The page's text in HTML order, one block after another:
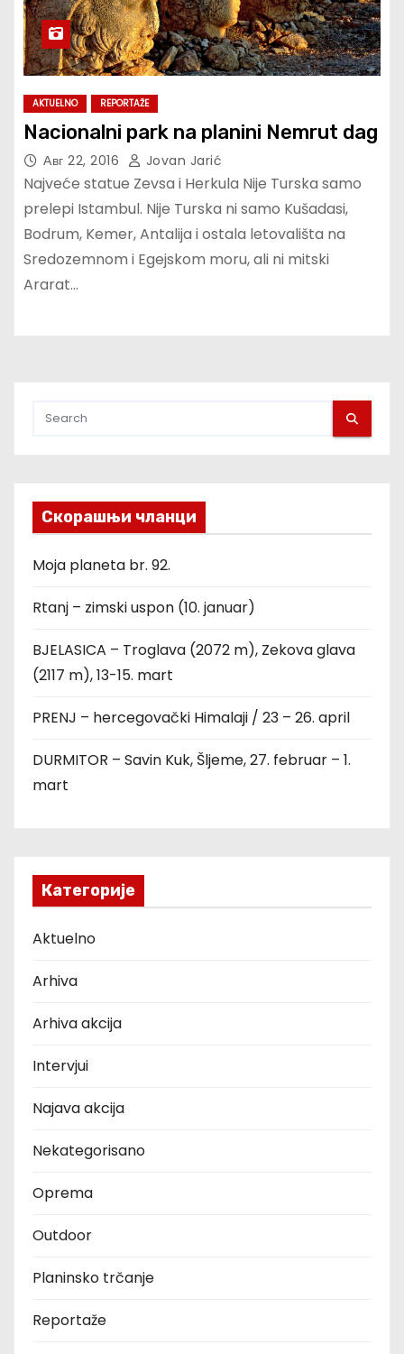
AKTUELNO REPORTAŽE
Nacionalni park na planini Nemrut dag
Авг 22, 2016 Jovan Jarić
Najveće statue Zevsa i Herkula Nije Turska samo
prelepi Istambul. Nije Turska ni samo Kušadasi,
Bodrum, Kemer, Antalija i ostala letovališta na
Sredozemnom i Egejskom moru, ali ni mitski
Ararat…
Скорашњи чланци
Moja planeta br. 92.
Rtanj – zimski uspon (10. januar)
BJELASICA – Troglava (2072 m), Zekova glava
(2117 m), 13-15. mart
PRENJ – hercegovački Himalaji / 23 – 26. april
DURMITOR – Savin Kuk, Šljeme, 27. februar – 1.
mart
Категорије
Aktuelno
Arhiva
Arhiva akcija
Intervjui
Najava akcija
Nekategorisano
Oprema
Outdoor
Planinsko trčanje
Reportaže